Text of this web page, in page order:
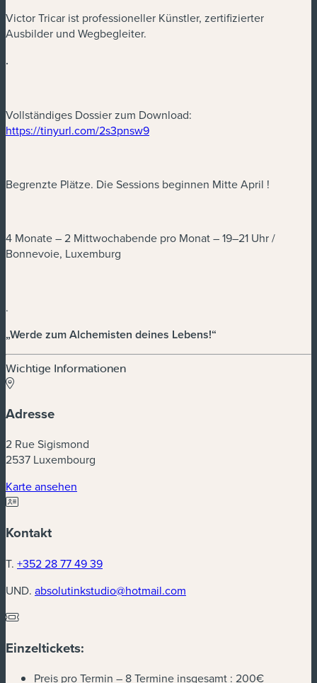
Victor Tricar ist professioneller Künstler, zertifizierter
Ausbilder und Wegbegleiter.
.
Vollständiges Dossier zum Download:
https://tinyurl.com/2s3pnsw9(neues Fenster)
Begrenzte Plätze. Die Sessions beginnen Mitte April !
4 Monate – 2 Mittwochabende pro Monat – 19–21 Uhr /
Bonnevoie, Luxemburg
.
„Werde zum Alchemisten deines Lebens!“
Wichtige Informationen
Adresse
2 Rue Sigismond
2537 Luxembourg
Karte ansehen
Kontakt
T. +352 28 77 49 39
UND. absolutinkstudio@hotmail.com
Einzeltickets:
Preis pro Termin – 8 Termine insgesamt : 200€